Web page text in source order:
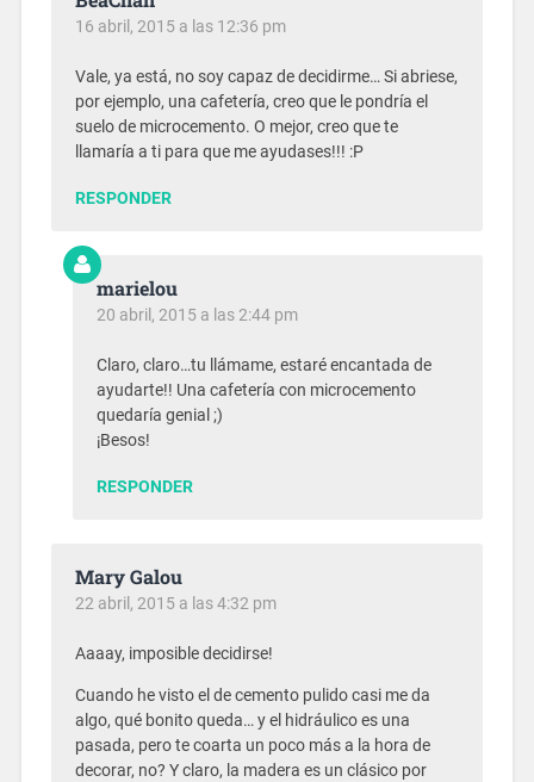
16 abril, 2015 a las 12:36 pm
Vale, ya está, no soy capaz de decidirme… Si abriese,
por ejemplo, una cafetería, creo que le pondría el
suelo de microcemento. O mejor, creo que te
llamaría a ti para que me ayudases!!! :P
RESPONDER
marielou
20 abril, 2015 a las 2:44 pm
Claro, claro…tu llámame, estaré encantada de
ayudarte!! Una cafetería con microcemento
quedaría genial ;)
¡Besos!
RESPONDER
Mary Galou
22 abril, 2015 a las 4:32 pm
Aaaay, imposible decidirse!
Cuando he visto el de cemento pulido casi me da
algo, qué bonito queda… y el hidráulico es una
pasada, pero te coarta un poco más a la hora de
decorar, no? Y claro, la madera es un clásico por